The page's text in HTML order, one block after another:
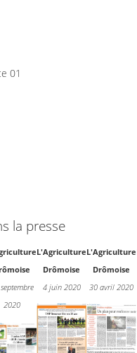
la presse
2020
L'Agriculture
Drômoise
4 juin 2020
L'Agriculture
Drômoise
30 avril 2020